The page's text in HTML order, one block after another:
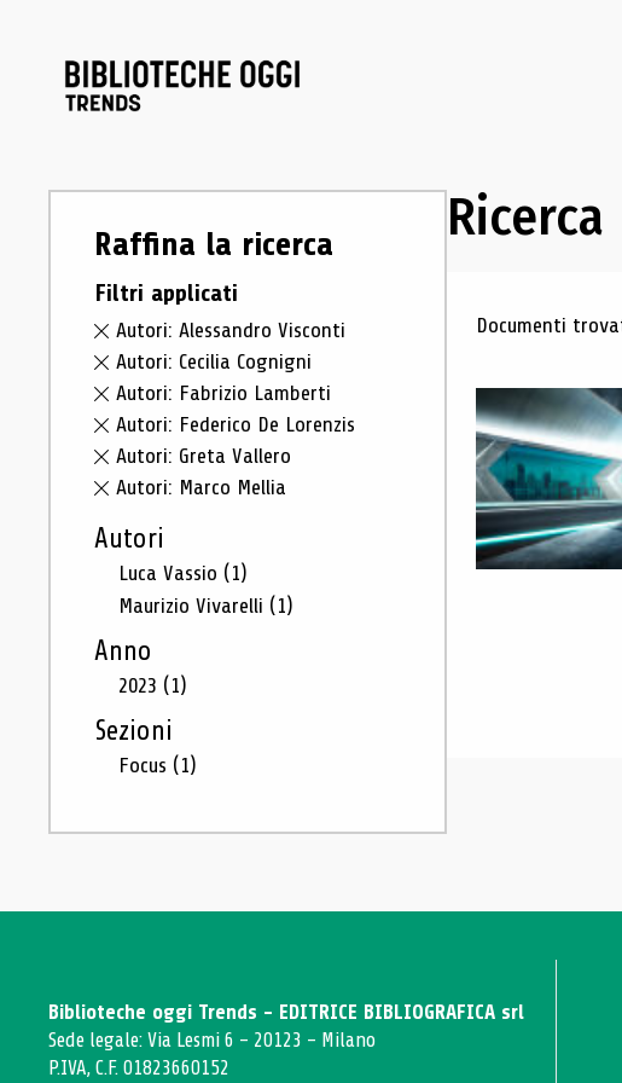
Raffina la ricerca
Filtri applicati
Autori: Alessandro Visconti
Autori: Cecilia Cognigni
Autori: Fabrizio Lamberti
Autori: Federico De Lorenzis
Autori: Greta Vallero
Autori: Marco Mellia
Autori
Luca Vassio (1)
Maurizio Vivarelli (1)
Anno
2023 (1)
Sezioni
Focus (1)
Ricerca
Documenti
Biblioteche oggi Trends - EDITRICE BIBLIOGRAFICA srl
Sede legale: Via Lesmi 6 - 20123 - Milano
P.IVA, C.F. 01823660152